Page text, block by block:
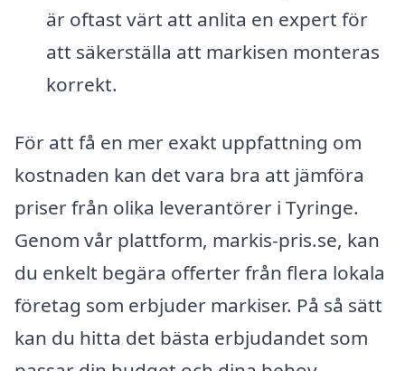
är oftast värt att anlita en expert för
att säkerställa att markisen monteras
korrekt.
För att få en mer exakt uppfattning om
kostnaden kan det vara bra att jämföra
priser från olika leverantörer i Tyringe.
Genom vår plattform, markis-pris.se, kan
du enkelt begära offerter från flera lokala
företag som erbjuder markiser. På så sätt
kan du hitta det bästa erbjudandet som